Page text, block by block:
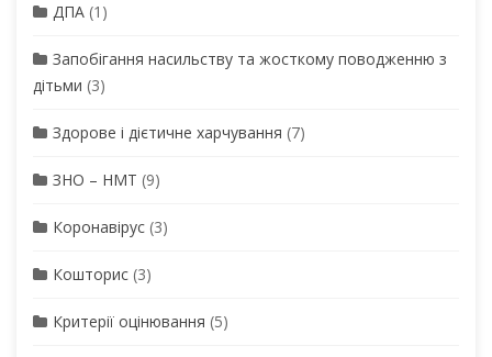
ДПА (1)
Запобігання насильству та жосткому поводженню з
дітьми (3)
Здорове і дієтичне харчування (7)
ЗНО – НМТ (9)
Коронавірус (3)
Кошторис (3)
Критерії оцінювання (5)